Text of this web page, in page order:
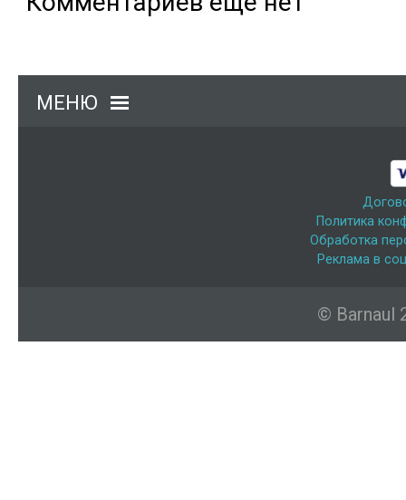
МЕНЮ
Политика
Обработка
Реклама в
© Barnaul